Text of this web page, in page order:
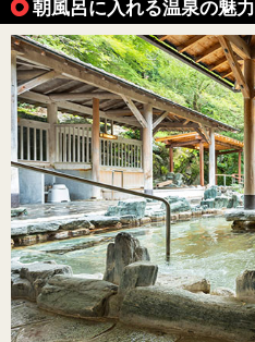
朝風呂に入れる温泉の魅力